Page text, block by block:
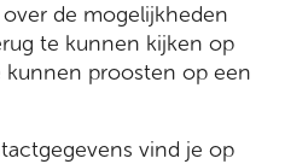
de mogelijkheden
te kunnen kijken op
proosten op een
vind je op